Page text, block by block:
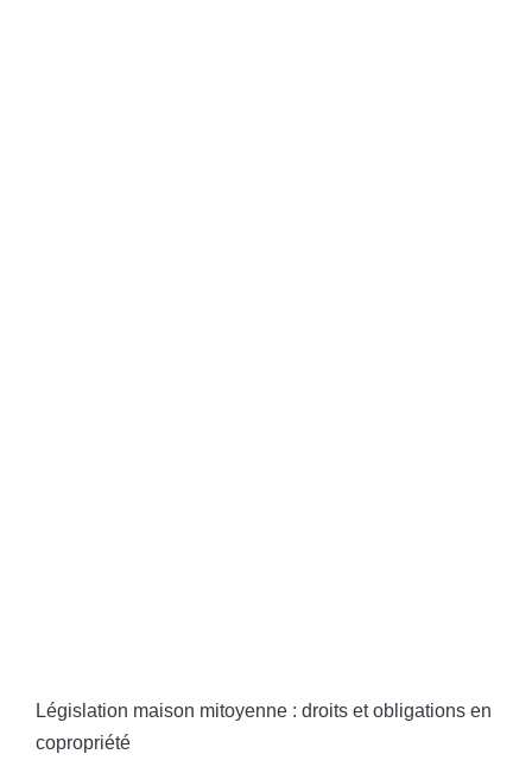
Législation maison mitoyenne : droits et obligations en
copropriété